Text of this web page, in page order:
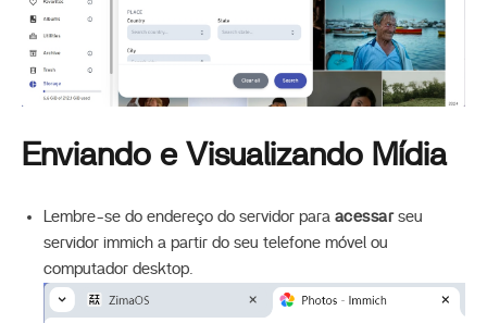
Enviando e Visualizando Mídia
Lembre-se do endereço do servidor para acessarseu
servidor immich a partir do seu telefone móvel ou
computador desktop.